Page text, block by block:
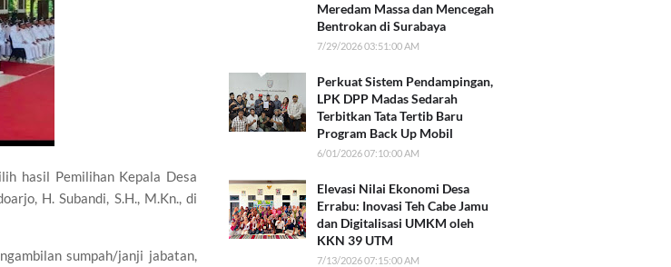
hasil Pemilihan Kepala Desa
H. Subandi, S.H., M.Kn., di
sumpah/janji jabatan,
Meredam Massa dan Mencegah
Bentrokan di Surabaya
7/29/2026 03:51:00 AM
Perkuat Sistem Pendampingan,
LPK DPP Madas Sedarah
Terbitkan Tata Tertib Baru
Program Back Up Mobil
6/01/2026 07:10:00 AM
Elevasi Nilai Ekonomi Desa
Errabu: Inovasi Teh Cabe Jamu
dan Digitalisasi UMKM oleh
KKN 39 UTM
7/13/2026 07:15:00 AM